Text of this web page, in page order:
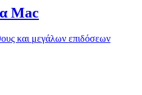
Mac
και μεγάλων επιδόσεων